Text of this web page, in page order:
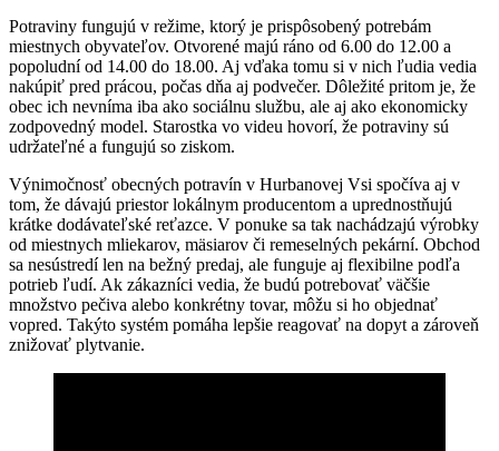
Potraviny fungujú v režime, ktorý je prispôsobený potrebám
miestnych obyvateľov. Otvorené majú ráno od 6.00 do 12.00 a
popoludní od 14.00 do 18.00. Aj vďaka tomu si v nich ľudia vedia
nakúpiť pred prácou, počas dňa aj podvečer. Dôležité pritom je, že
obec ich nevníma iba ako sociálnu službu, ale aj ako ekonomicky
zodpovedný model. Starostka vo videu hovorí, že potraviny sú
udržateľné a fungujú so ziskom.
Výnimočnosť obecných potravín v Hurbanovej Vsi spočíva aj v
tom, že dávajú priestor lokálnym producentom a uprednostňujú
krátke dodávateľské reťazce. V ponuke sa tak nachádzajú výrobky
od miestnych mliekarov, mäsiarov či remeselných pekární. Obchod
sa nesústredí len na bežný predaj, ale funguje aj flexibilne podľa
potrieb ľudí. Ak zákazníci vedia, že budú potrebovať väčšie
množstvo pečiva alebo konkrétny tovar, môžu si ho objednať
vopred. Takýto systém pomáha lepšie reagovať na dopyt a zároveň
znižovať plytvanie.